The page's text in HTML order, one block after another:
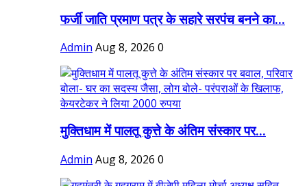
फर्जी जाति प्रमाण पत्र के सहारे सरपंच बनने का...
Admin Aug 8, 2026 0
मुक्तिधाम में पालतू कुत्ते के अंतिम संस्कार पर...
Admin Aug 8, 2026 0